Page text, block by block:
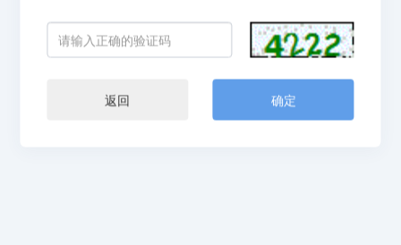
返回 确定